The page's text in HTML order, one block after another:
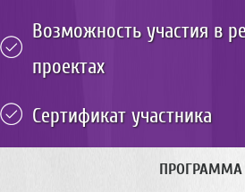
Возможность участия в
проектах
Сертификат участника
ПРОГРАММА